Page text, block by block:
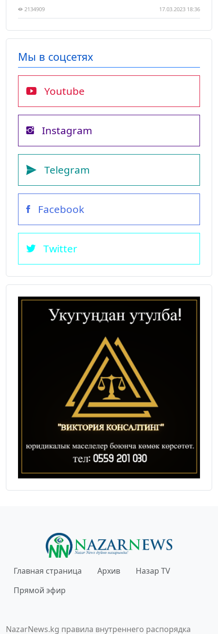
2134909 17.03.2023 18:36
Мы в соцсетях
Youtube
Instagram
Telegram
Facebook
Twitter
Главная страница Архив
Назар TV
Прямой эфир
NazarNews.kg правила внутреннего распорядка